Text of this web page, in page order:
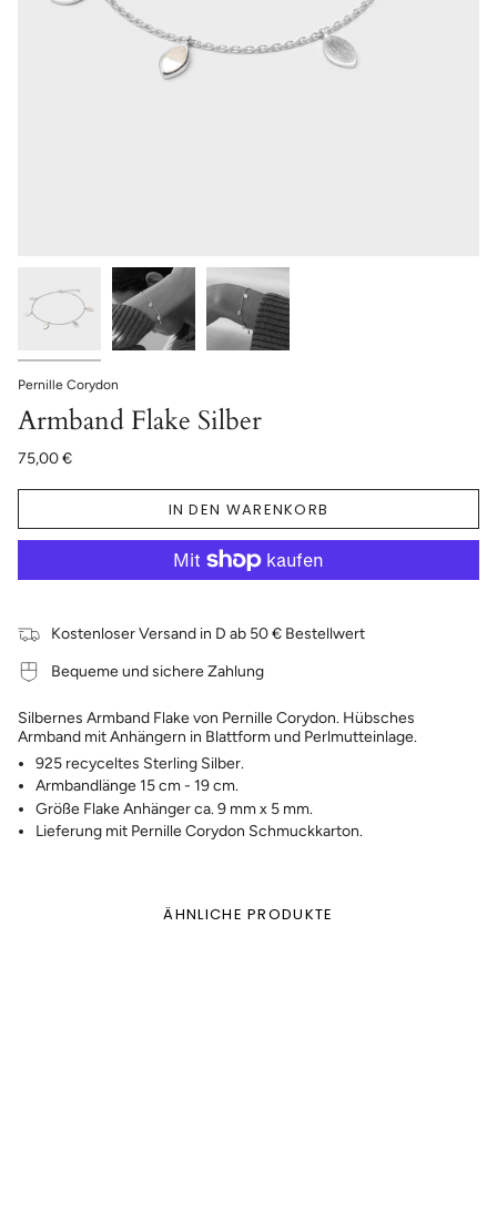
Pernille Corydon
Armband Flake Silber
75,00 €
IN DEN WARENKORB
Kostenloser Versand in D ab 50 € Bestellwert
Bequeme und sichere Zahlung
Silbernes Armband Flake von Pernille Corydon. Hübsches
Armband mit Anhängern in Blattform und Perlmutteinlage.
925 recyceltes Sterling Silber.
Armbandlänge 15 cm - 19 cm.
Größe Flake Anhänger ca. 9 mm x 5 mm.
Lieferung mit Pernille Corydon Schmuckkarton.
ÄHNLICHE PRODUKTE